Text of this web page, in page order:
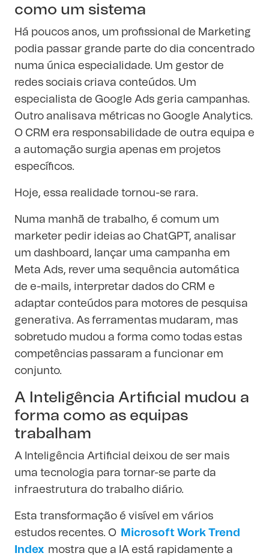
como um sistema
Há poucos anos, um profissional de Marketing
podia passar grande parte do dia concentrado
numa única especialidade. Um gestor de
redes sociais criava conteúdos. Um
especialista de Google Ads geria campanhas.
Outro analisava métricas no Google Analytics.
O CRM era responsabilidade de outra equipa e
a automação surgia apenas em projetos
específicos.
Hoje, essa realidade tornou-se rara.
Numa manhã de trabalho, é comum um
marketer pedir ideias ao ChatGPT, analisar
um dashboard, lançar uma campanha em
Meta Ads, rever uma sequência automática
de e-mails, interpretar dados do CRM e
adaptar conteúdos para motores de pesquisa
generativa. As ferramentas mudaram, mas
sobretudo mudou a forma como todas estas
competências passaram a funcionar em
conjunto.
A Inteligência Artificial mudou a
forma como as equipas
trabalham
A Inteligência Artificial deixou de ser mais
uma tecnologia para tornar-se parte da
infraestrutura do trabalho diário.
Esta transformação é visível em vários
estudos recentes. O
Microsoft Work Trend
Index mostra que a IA está rapidamente a